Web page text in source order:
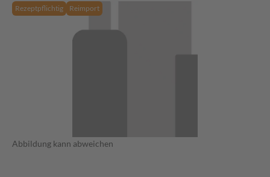
Rezeptpflichtig Reimport
Abbildung kann abweichen